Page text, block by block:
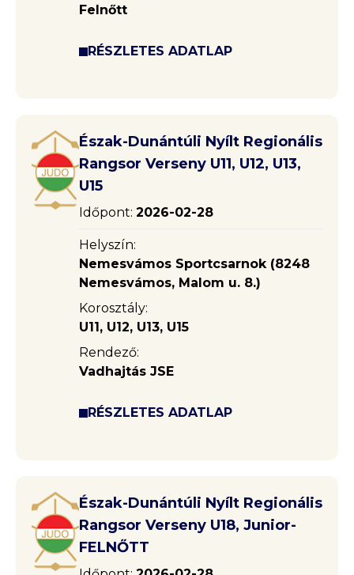
Felnőtt
RÉSZLETES ADATLAP
Észak-Dunántúli Nyílt Regionális
Rangsor Verseny U11, U12, U13,
U15
Időpont: 2026-02-28
Helyszín:
Nemesvámos Sportcsarnok (8248
Nemesvámos, Malom u. 8.)
Korosztály:
U11, U12, U13, U15
Rendező:
Vadhajtás JSE
RÉSZLETES ADATLAP
Észak-Dunántúli Nyílt Regionális
Rangsor Verseny U18, Junior-
FELNŐTT